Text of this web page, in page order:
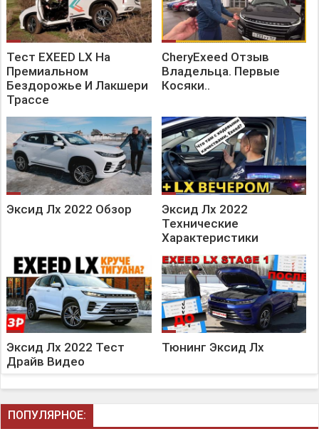
Тест EXEED LX На
Премиальном
Бездорожье И Лакшери
Трассе
CheryExeed Отзыв
Владельца. Первые
Косяки..
Эксид Лх 2022 Обзор
Эксид Лх 2022
Технические
Характеристики
Эксид Лх 2022 Тест
Драйв Видео
Тюнинг Эксид Лх
ПОПУЛЯРНОЕ: